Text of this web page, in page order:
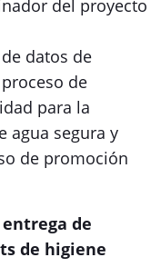
del proyecto
datos de
de
para la
agua segura y
de promoción
de
de higiene